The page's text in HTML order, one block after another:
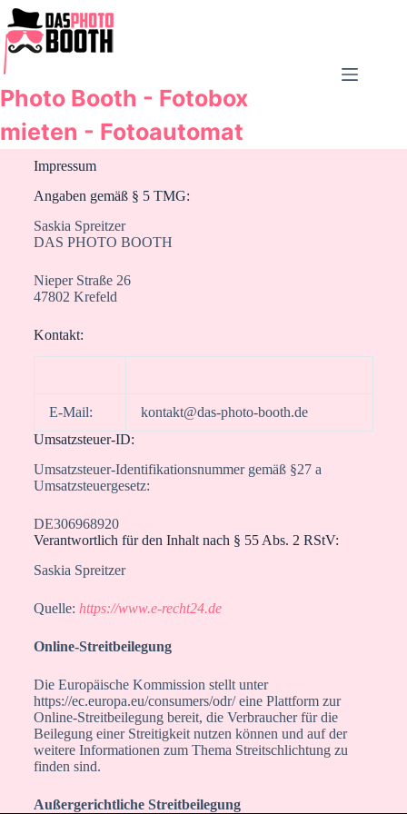
Photo Booth - Fotobox
mieten - Fotoautomat
Impressum
Angaben gemäß § 5 TMG:
Saskia Spreitzer
DAS PHOTO BOOTH
Nieper Straße 26
47802 Krefeld
Kontakt:
E-Mail:
kontakt@das-photo-booth.de
Umsatzsteuer-ID:
Umsatzsteuer-Identifikationsnummer gemäß §27 a
Umsatzsteuergesetz:
DE306968920
Verantwortlich für den Inhalt nach § 55 Abs. 2 RStV:
Saskia Spreitzer
Quelle: https://www.e-recht24.de
Online-Streitbeilegung
Die Europäische Kommission stellt unter
https://ec.europa.eu/consumers/odr/ eine Plattform zur
Online-Streitbeilegung bereit, die Verbraucher für die
Beilegung einer Streitigkeit nutzen können und auf der
weitere Informationen zum Thema Streitschlichtung zu
finden sind.
Außergerichtliche Streitbeilegung